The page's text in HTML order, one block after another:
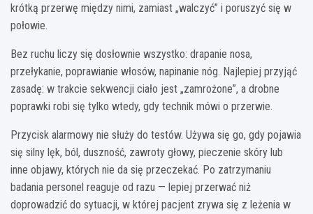
krótką przerwę między nimi, zamiast „walczyć” i poruszyć się w
połowie.
Bez ruchu liczy się dosłownie wszystko: drapanie nosa,
przełykanie, poprawianie włosów, napinanie nóg. Najlepiej przyjąć
zasadę: w trakcie sekwencji ciało jest „zamrożone”, a drobne
poprawki robi się tylko wtedy, gdy technik mówi o przerwie.
Przycisk alarmowy nie służy do testów. Używa się go, gdy pojawia
się silny lęk, ból, duszność, zawroty głowy, pieczenie skóry lub
inne objawy, których nie da się przeczekać. Po zatrzymaniu
badania personel reaguje od razu — lepiej przerwać niż
doprowadzić do sytuacji, w której pacjent zrywa się z leżenia w